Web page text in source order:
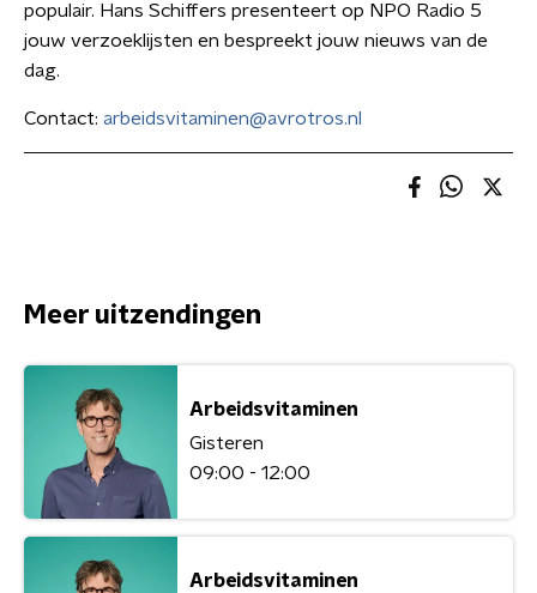
populair. Hans Schiffers presenteert op NPO Radio 5
jouw verzoeklijsten en bespreekt jouw nieuws van de
dag.
Contact: arbeidsvitaminen@avrotros.nl
Meer uitzendingen
Arbeidsvitaminen
Gisteren
09:00 - 12:00
Arbeidsvitaminen